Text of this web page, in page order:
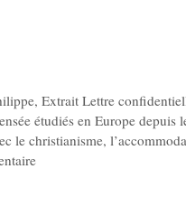
,Extrait Lettre
étudiés en Europe depuis
le christianisme,